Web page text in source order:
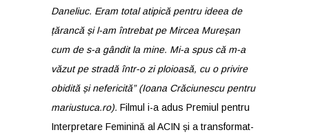
Daneliuc. Eram total atipică pentru ideea de
țărancă și l-am întrebat pe Mircea Mureșan
cum de s-a gândit la mine. Mi-a spus că m-a
văzut pe stradă într-o zi ploioasă, cu o privire
obidită și nefericită” (Ioana Crăciunescu pentru
mariustuca.ro). Filmul i-a adus Premiul pentru
Interpretare Feminină al ACIN și a transformat-